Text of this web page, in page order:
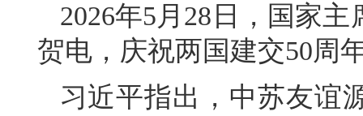
2026年5月28日，国家
贺电，庆祝两国建交50周
习近平指出，中苏友谊